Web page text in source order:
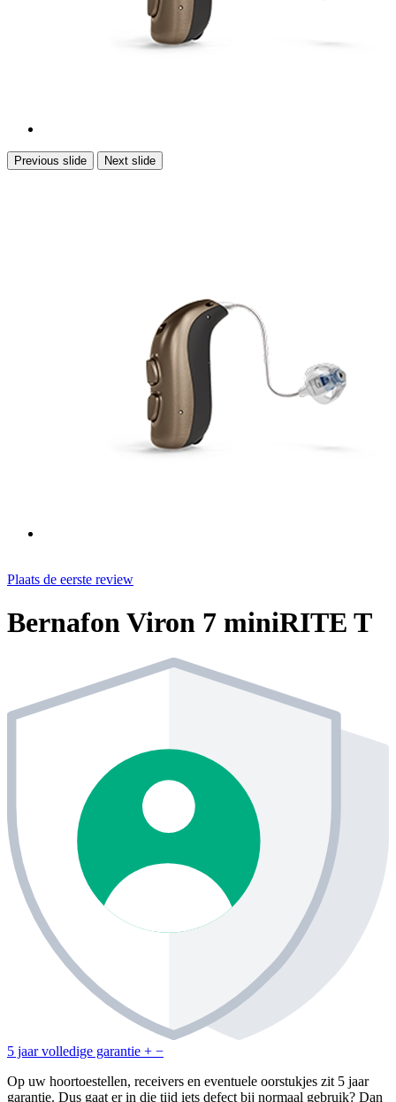
Previous slide Next slide
Plaats de eerste review
Bernafon Viron 7 miniRITE T
5 jaar volledige garantie + −
Op uw hoortoestellen, receivers en eventuele oorstukjes zit 5 jaar
garantie. Dus gaat er in die tijd iets defect bij normaal gebruik? Dan